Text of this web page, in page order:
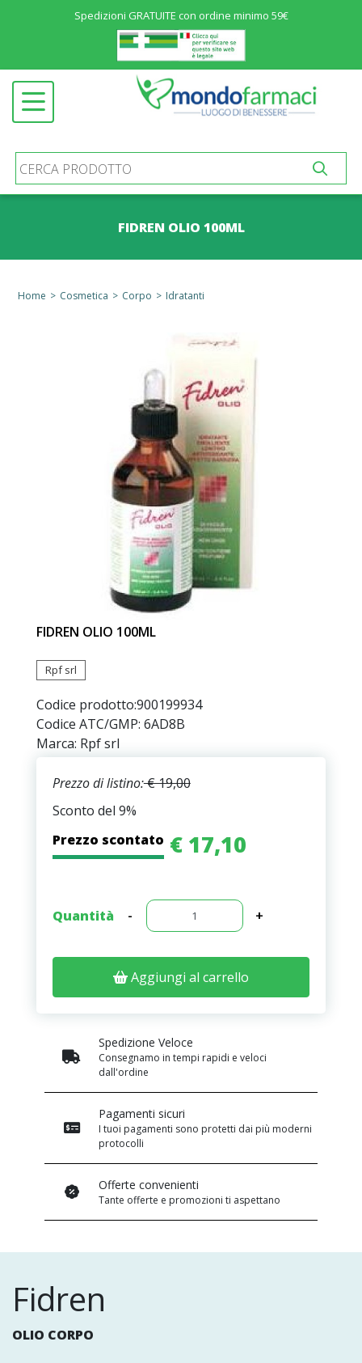
Menu
SALUTE E BENESSERE Open submenu
COSMETICA
Open submenu
MATERNIT&AGRAVE; E INFANZIA Open submenu
STOMIA E INCONTINENZA
Spedizioni GRATUITE con ordine minimo 59€
FIDREN OLIO 100ML
Home > Cosmetica > Corpo > Idratanti
FIDREN OLIO 100ML
Rpf srl
Codice prodotto:900199934
Codice ATC/GMP: 6AD8B
Marca: Rpf srl
Prezzo di listino:€ 19,00
Sconto del 9%
Prezzo scontato € 17,10
Quantità - +
Aggiungi al carrello
Spedizione Veloce
Consegnamo in tempi rapidi e veloci
dall'ordine
Pagamenti sicuri
I tuoi pagamenti sono protetti dai più moderni
protocolli
Offerte convenienti
Tante offerte e promozioni ti aspettano
Fidren
OLIO CORPO